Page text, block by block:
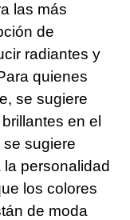
las más
de
radiantes y
quienes
se sugiere
en el
sugiere
personalidad
los colores
de moda